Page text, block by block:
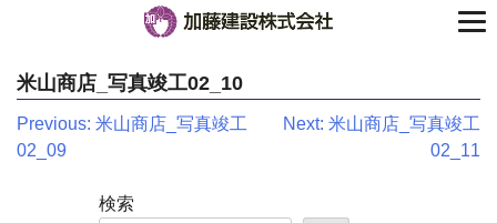
米山商店_写真竣工02_10
投
稿
Previous: 米山商店_写真竣工
02_09
Next: 米山商店_写真竣工
02_11
検索